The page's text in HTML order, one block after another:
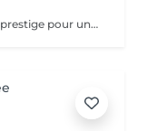
Le soin d'exception signé Sothys Un rituel prestige pour une transformation visible de la peau et une expérience sensorielle incomparable. Ce soin d'exception combine des manoeuvres expertes Sothys, des textures nobles, un double modelage visage sur-mesure et un masque haute performance pour lisser, repulper et illuminer intensément la peau. Grâce à une séquence unique de gestes précis et enveloppants, le Rituel Secret offre un moment de lâcher-prise total et des résultats visibles dès la première séance : peau éclatante, lissée, revitalisée et profondément nourrie. Un soin rare, élégant, pensé pour les clientes exigeantes qui recherchent : - une expérience prémium, - des résultats anti-âge visibles rapidement, - un moment d'exception, hors du temps, réservé aux instituts experts Sothys.